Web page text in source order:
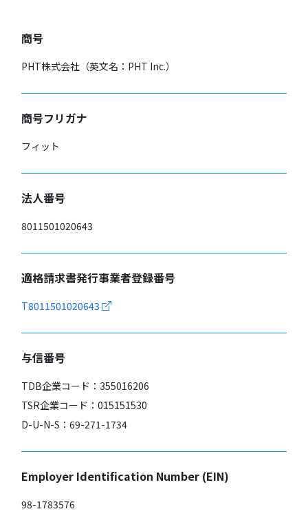
商号
PHT株式会社（英文名：PHT Inc.）
商号フリガナ
フィット
法人番号
8011501020643
適格請求書発行事業者登録番号
T8011501020643
与信番号
TDB企業コード：355016206
TSR企業コード：015151530
D-U-N-S：69-271-1734
Employer Identification Number (EIN)
98-1783576